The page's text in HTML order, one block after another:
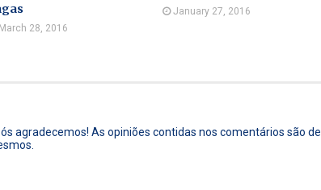
March 28, 2016
January 27, 2016
agradecemos! As opiniões contidas nos comentários são de